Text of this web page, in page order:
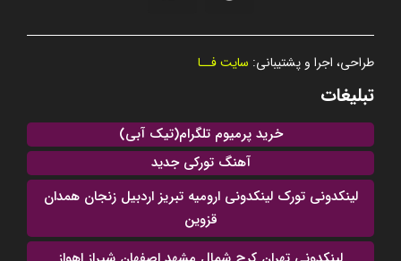
طراحی، اجرا و پشتیبانی: سایت فــا
تبلیغات
خرید پرمیوم تلگرام(تیک آبی)
آهنگ تورکی جدید
لینکدونی تورک لینکدونی ارومیه تبریز اردبیل زنجان همدان
قزوین